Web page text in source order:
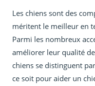
Les chiens sont des
méritent le meilleur en
Parmi les nombreux
améliorer leur qualité
chiens se distinguent
ce soit pour aider un